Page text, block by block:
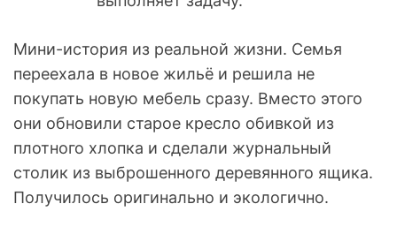
Мини-история из реальной жизни. Семья
переехала в новое жильё и решила не
покупать новую мебель сразу. Вместо этого
они обновили старое кресло обивкой из
плотного хлопка и сделали журнальный
столик из выброшенного деревянного ящика.
Получилось оригинально и экологично.